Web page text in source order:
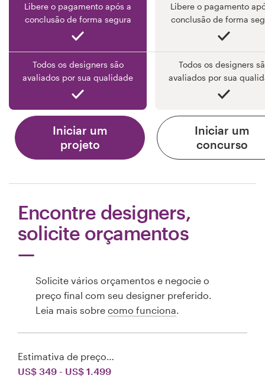
Libere o pagamento após a
conclusão de forma segura
Libere o pagamento
conclusão de forma
Todos os designers são
avaliados por sua qualidade
Todos os designers
avaliados por sua
Iniciar um
projeto
Iniciar um
concurso
Encontre designers,
solicite orçamentos
Solicite vários orçamentos e negocie o
preço final com seu designer preferido.
Leia mais sobre como funciona
Estimativa de preço…
US$ 349 - US$ 1.499